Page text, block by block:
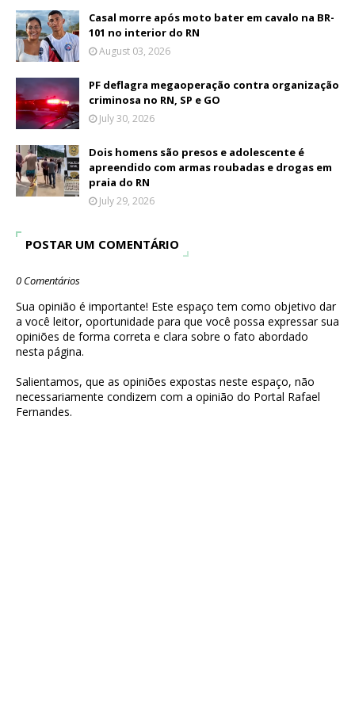
Casal morre após moto bater em cavalo na BR-
101 no interior do RN
August 03, 2026
PF deflagra megaoperação contra organização
criminosa no RN, SP e GO
July 30, 2026
Dois homens são presos e adolescente é
apreendido com armas roubadas e drogas em
praia do RN
July 29, 2026
POSTAR UM COMENTÁRIO
0 Comentários
Sua opinião é importante! Este espaço tem como objetivo dar
a você leitor, oportunidade para que você possa expressar sua
opiniões de forma correta e clara sobre o fato abordado
nesta página.
Salientamos, que as opiniões expostas neste espaço, não
necessariamente condizem com a opinião do Portal Rafael
Fernandes.